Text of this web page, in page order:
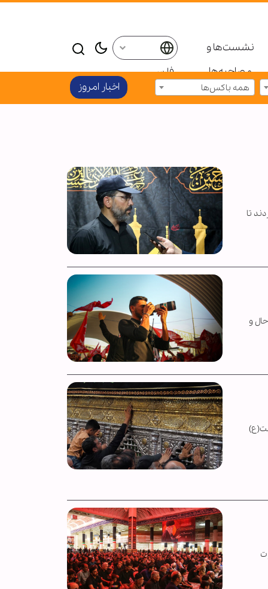
نشست‌ها و
مصاحبه‌ها
فارسی
همه باکس‌ها اخبار امروز
تا
تا حال و